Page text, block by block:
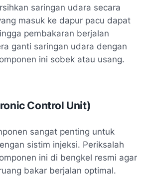
saringan udara secara
masuk ke dapur pacu dapat
pembakaran berjalan
ganti saringan udara dengan
ini sobek atau usang.
Control Unit)
sangat penting untuk
sistim injeksi. Periksalah
ini di bengkel resmi agar
bakar berjalan optimal.